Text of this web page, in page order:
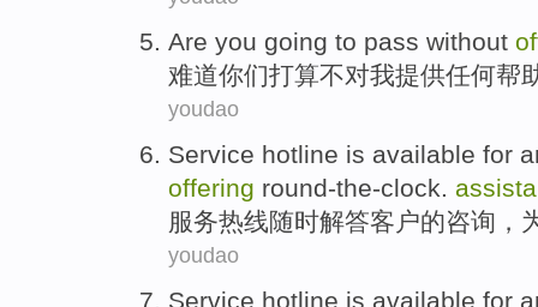
Are you going to pass without
难道你们打算不对我提供任何帮
youdao
Service hotline is available for
offering round-the-clock.
服务热线随时解答客户的咨询 ，
youdao
Service hotline is available for